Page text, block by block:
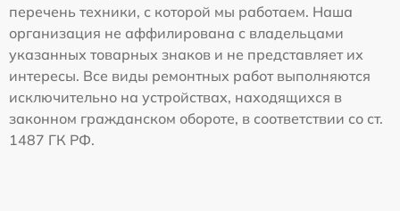
перечень техники, с которой мы работаем. Наша
организация не аффилирована с владельцами
указанных товарных знаков и не представляет их
интересы. Все виды ремонтных работ выполняются
исключительно на устройствах, находящихся в
законном гражданском обороте, в соответствии со ст.
1487 ГК РФ.